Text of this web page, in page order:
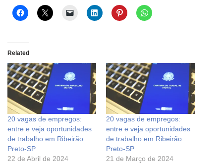
Related
20 vagas de empregos:
entre e veja oportunidades
de trabalho em Ribeirão
Preto-SP
22 de Abril de 2024
20 vagas de empregos:
entre e veja oportunidades
de trabalho em Ribeirão
Preto-SP
21 de Março de 2024